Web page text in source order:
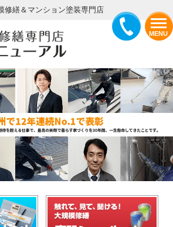
MENU
修繕＆マンション塗装専門店